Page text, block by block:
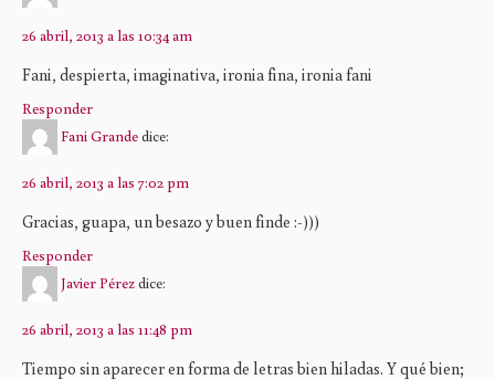
26 abril, 2013 a las 10:34 am
Fani, despierta, imaginativa, ironia fina, ironia fani
Responder
Fani Grandedice:
26 abril, 2013 a las 7:02 pm
Gracias, guapa, un besazo y buen finde :-)))
Responder
Javier Pérezdice:
26 abril, 2013 a las 11:48 pm
Tiempo sin aparecer en forma de letras bien hiladas. Y qué bien;